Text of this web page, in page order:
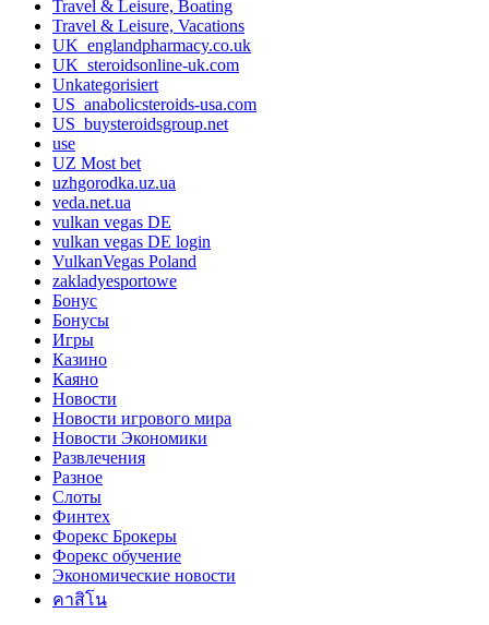
Travel & Leisure, Boating
Travel & Leisure, Vacations
UK_englandpharmacy.co.uk
UK_steroidsonline-uk.com
Unkategorisiert
US_anabolicsteroids-usa.com
US_buysteroidsgroup.net
use
UZ Most bet
uzhgorodka.uz.ua
veda.net.ua
vulkan vegas DE
vulkan vegas DE login
VulkanVegas Poland
zakladyesportowe
Бонус
Бонусы
Игры
Казино
Каяно
Новости
Новости игрового мира
Новости Экономики
Развлечения
Разное
Слоты
Финтех
Форекс Брокеры
Форекс обучение
Экономические новости
คาสิโน